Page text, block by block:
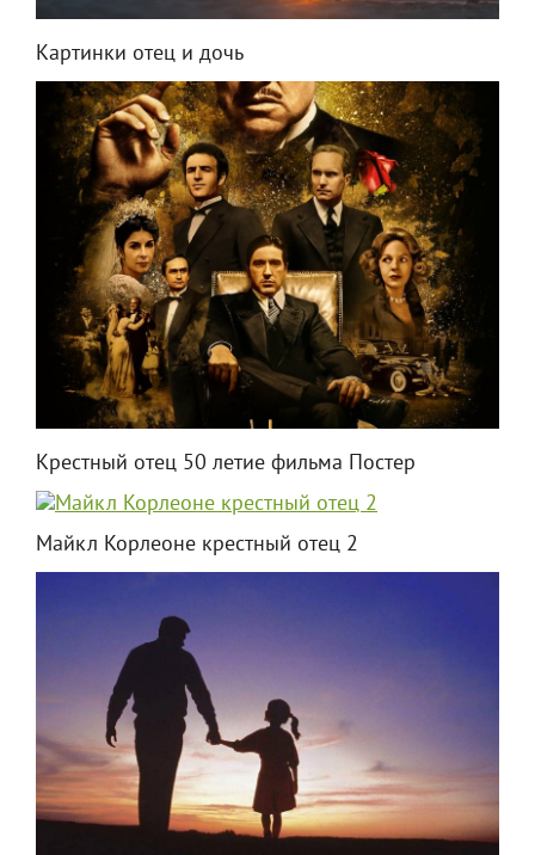
Картинки отец и дочь
Крестный отец 50 летие фильма Постер
Майкл Корлеоне крестный отец 2